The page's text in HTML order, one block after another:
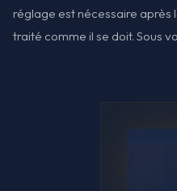
réglage est nécessaire après
traité comme il se doit. Sous